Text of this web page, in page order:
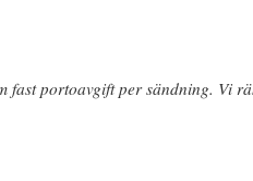
portoavgift per sändning. Vi